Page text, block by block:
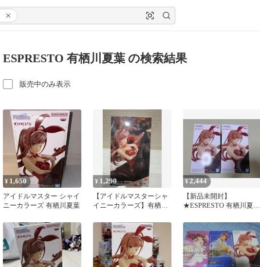
ESPRESTO 有栖川夏葉 の検索結果
販売中のみ表示
¥ 1,650
アイドルマスター シャイ
ニーカラーズ 有栖川夏葉
¥ 1,290
【アイドルマスターシャ
イニーカラーズ】有栖川
【未開封】
¥ 2,444
【新品未開封】
★ESPRESTO 有栖川夏葉